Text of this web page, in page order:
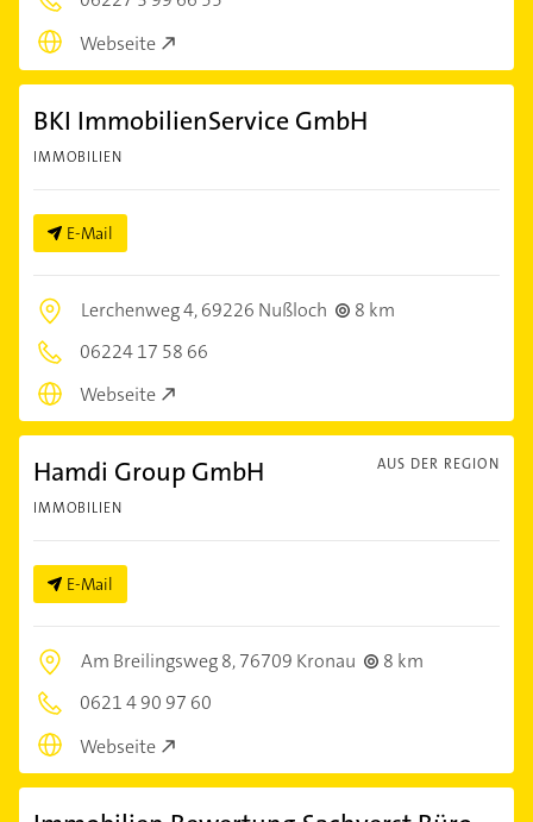
Webseite
BKI ImmobilienService GmbH
IMMOBILIEN
E-Mail
Lerchenweg 4,69226 Nußloch
8 km
06224 17 58 66
Webseite
AUS DER REGION
Hamdi Group GmbH
IMMOBILIEN
E-Mail
Am Breilingsweg 8,76709 Kronau
8 km
0621 4 90 97 60
Webseite